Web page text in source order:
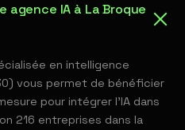
agence IA à La Broque
en intelligence
vous permet de bénéficier
pour intégrer l'IA dans
216 entreprises dans la